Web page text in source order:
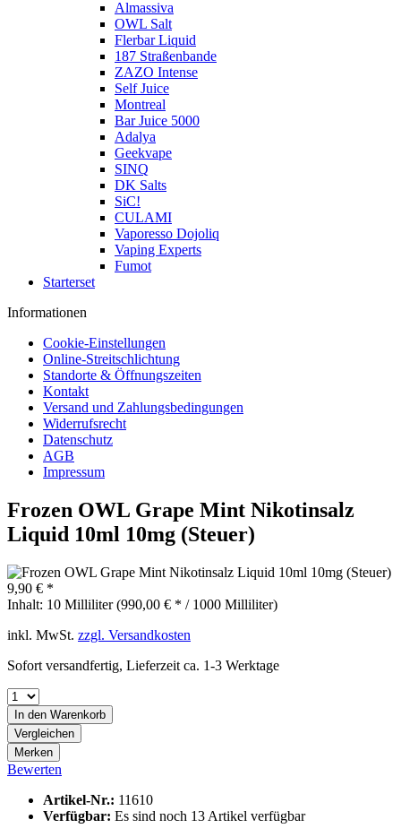
Almassiva
OWL Salt
Flerbar Liquid
187 Straßenbande
ZAZO Intense
Self Juice
Montreal
Bar Juice 5000
Adalya
Geekvape
SINQ
DK Salts
SiC!
CULAMI
Vaporesso Dojoliq
Vaping Experts
Fumot
Starterset
Informationen
Cookie-Einstellungen
Online-Streitschlichtung
Standorte & Öffnungszeiten
Kontakt
Versand und Zahlungsbedingungen
Widerrufsrecht
Datenschutz
AGB
Impressum
Frozen OWL Grape Mint Nikotinsalz
Liquid 10ml 10mg (Steuer)
9,90 € *
Inhalt: 10 Milliliter (990,00 € * / 1000 Milliliter)
inkl. MwSt. zzgl. Versandkosten
Sofort versandfertig, Lieferzeit ca. 1-3 Werktage
In den Warenkorb
Vergleichen
Merken
Bewerten
Artikel-Nr.: 11610
Verfügbar: Es sind noch 13 Artikel verfügbar